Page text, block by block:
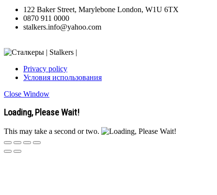
122 Baker Street, Marylebone London, W1U 6TX
0870 911 0000
stalkers.info@yahoo.com
Privacy policy
Условия использования
Close Window
Loading, Please Wait!
This may take a second or two.